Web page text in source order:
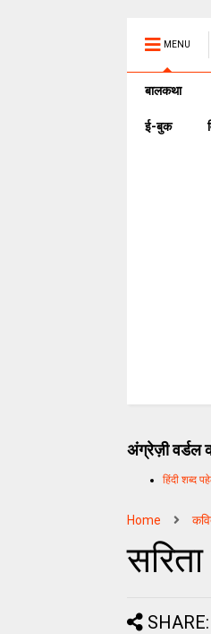
MENU
बालकथा
ई-बुक
अंग्रेज़ी वर्डल
हिंदी शब्द
Home
SHARE: